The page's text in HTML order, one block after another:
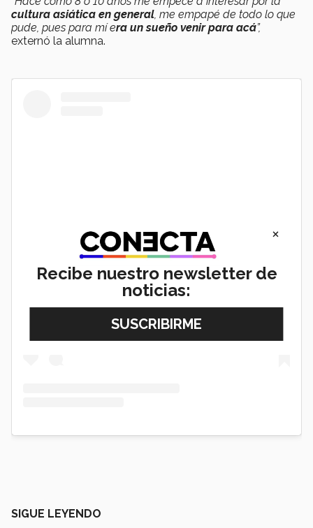
cultura asiática en general , me empapé de todo lo que
pude, pues para mí era un sueño venir para acá”,
externó la alumna.
View this post on Instagram
SIGUE LEYENDO
×
Recibe nuestro newsletter de
noticias: